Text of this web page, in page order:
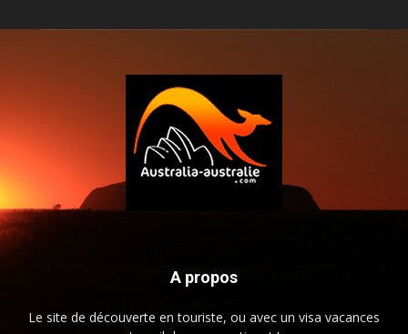
A propos
Le site de découverte en touriste, ou avec un visa vacances